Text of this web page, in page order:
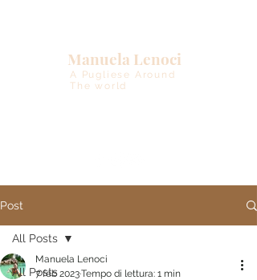
A Pugliese Around
The world
Manuela Lenoci
Post
All Posts
All Posts
Manuela Lenoci
7 feb 2023Tempo di lettura: 1 min